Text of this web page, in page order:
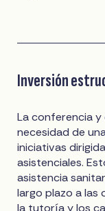
Inversión
La conferencia
necesidad de
iniciativas
asistenciales.
asistencia
largo plazo a las
la tutoría y los